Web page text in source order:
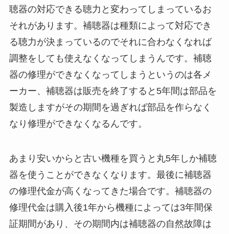
聴器の対応できる聴力と変わってしまっているお
それがあります。補聴器は種類によって対応でき
る聴力が決まっているのでそれに合わなくなれば
調整をしても使えなくなってしまうんです。補聴
器の修理ができなくなってしまうというのは各メ
ーカー、補聴器は販売を終了すると5年間は部品を
製造しますがその期間を過ぎれば部品を作らなく
なり修理ができなくなるんです。
あまり安いからと古い機種を買うと丸5年しか補聴
器を使うことができなくなります。最後に補聴器
の修理代金が高くなってきた場合です。補聴器の
修理代金は購入後1年から機種によっては3年間保
証期間があり、その期間内は補聴器の自然故障は